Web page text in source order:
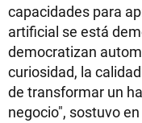
capacidades para
artificial se está
democratizan
curiosidad, la
de transformar un
negocio", sostuvo